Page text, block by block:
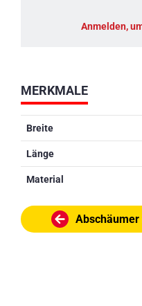
MERKMALE
Breite
Länge
Material
Anmelden,